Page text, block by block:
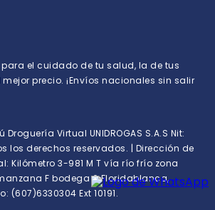
el cuidado de tu salud, la de tus
precio. ¡Envíos nacionales sin salir
Droguería Virtual UNIDROGAS S.A.S Nit:
los derechos reservados. | Dirección de
Kilómetro 3-981 M T vía río frío zona
F bodega 6 Floridablanca,
(607)6330304 Ext 10191.